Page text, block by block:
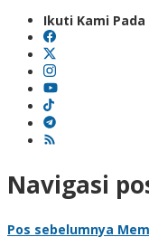
Ikuti Kami Pada
Navigasi
Pos sebelumnya